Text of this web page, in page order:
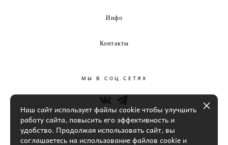
Инфо
Контакты
МЫ В СОЦ.СЕТЯХ
Наш сайт использует файлы cookie чтобы улучшить
работу сайта, повысить его эффективность и
удобство. Продолжая использовать сайт, вы
соглашаетесь на использование файлов cookie и